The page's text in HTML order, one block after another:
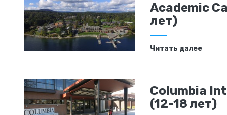
Academic
лет)
Читать далее
Columbia
(12-18 лет)